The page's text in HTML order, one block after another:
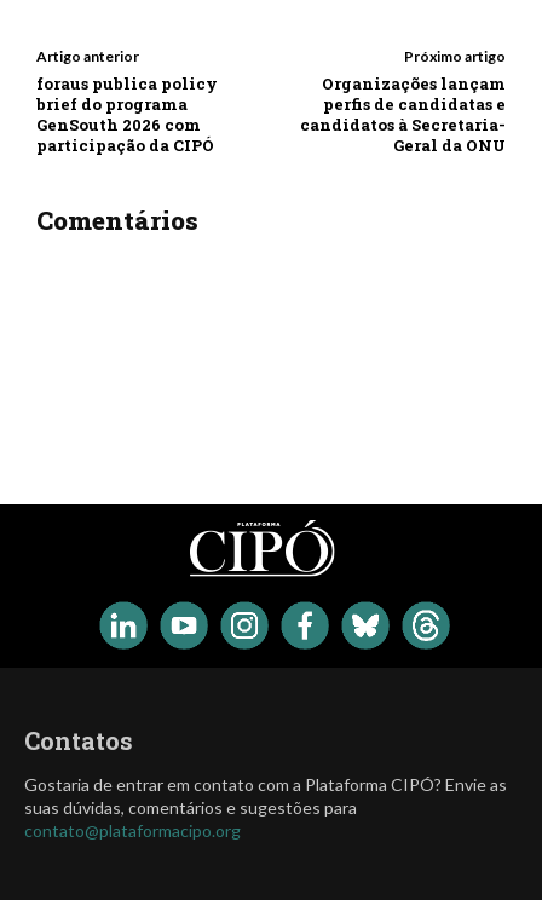
Contatos
Gostaria de entrar em contato com a Plataforma CIPÓ? Envie as
suas dúvidas, comentários e sugestões para
contato@plataformacipo.org